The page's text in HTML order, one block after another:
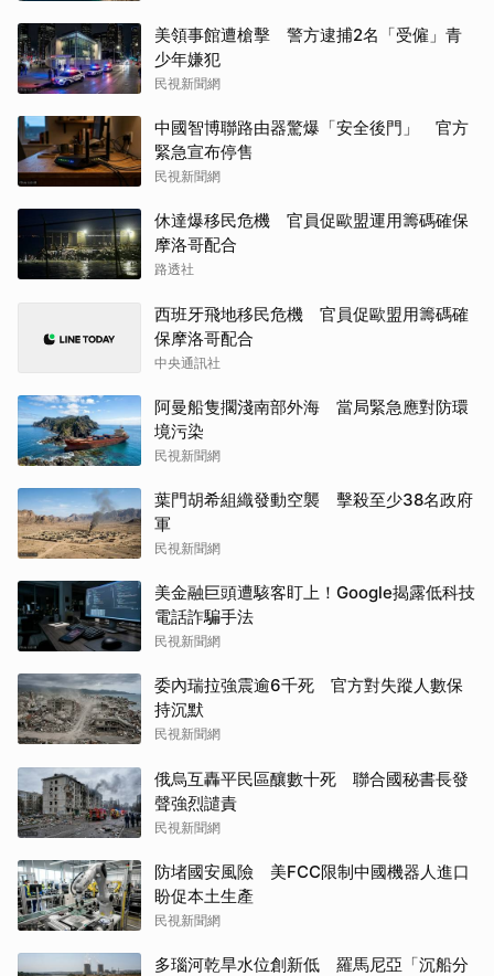
美領事館遭槍擊 警方逮捕2名「受僱」青
少年嫌犯
民視新聞網
中國智博聯路由器驚爆「安全後門」 官方
緊急宣布停售
民視新聞網
休達爆移民危機 官員促歐盟運用籌碼確保
摩洛哥配合
路透社
西班牙飛地移民危機 官員促歐盟用籌碼確
保摩洛哥配合
中央通訊社
阿曼船隻擱淺南部外海 當局緊急應對防環
境污染
民視新聞網
葉門胡希組織發動空襲 擊殺至少38名政府
軍
民視新聞網
美金融巨頭遭駭客盯上！Google揭露低科技
電話詐騙手法
民視新聞網
委內瑞拉強震逾6千死 官方對失蹤人數保
持沉默
民視新聞網
俄烏互轟平民區釀數十死 聯合國秘書長發
聲強烈譴責
民視新聞網
防堵國安風險 美FCC限制中國機器人進口
盼促本土生產
民視新聞網
多瑙河乾旱水位創新低 羅馬尼亞「沉船分